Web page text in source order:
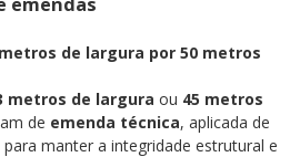
de largura por 50 metros
metros de largura ou 45 metros
de emenda técnica, aplicada de
manter a integridade estrutural e